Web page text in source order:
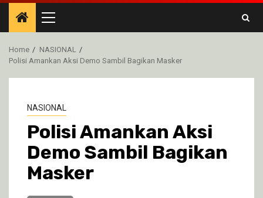
Primary
Menu
Home
NASIONAL
Polisi Amankan Aksi Demo Sambil Bagikan Masker
NASIONAL
Polisi Amankan Aksi
Demo Sambil Bagikan
Masker